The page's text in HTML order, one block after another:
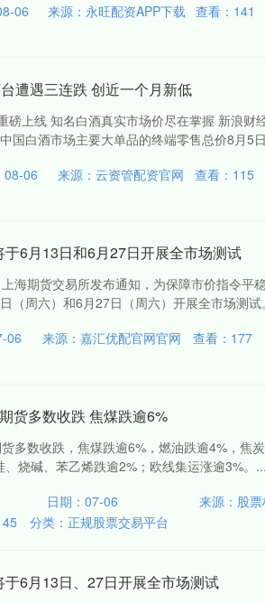
06 来源：永旺配资APP下载 查看： 141
遭遇三连跌 创近一个月新低
磅上线 知名白酒真实市场价尽在掌握 新浪财
国白酒市场主要大单品的终端零售总价8月5
08-06 来源：云资管配资官网 查看： 115
于6月13日和6月27日开展全市场测试
海期货交易所发布通知，为保障市价指令平
（周六）和6月27日（周六）开展全市场测试
06 来源：嘉汇优配官网官网 查看： 177
货多数收跌 焦煤跌逾6%
多数收跌，焦煤跌逾6%，燃油跌逾4%，焦
烧碱、苯乙烯跌逾2%；欧线集运涨逾3%。
日期：07-06
来源：股
分类： 正规股票交易平台
6月13日、27日开展全市场测试
200.89 1.42% 沪深300